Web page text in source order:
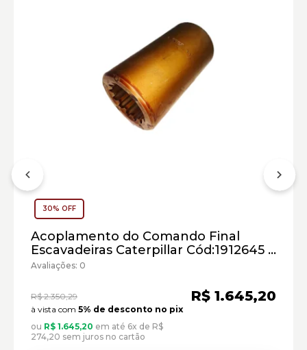
Marca:
Material:
Modelo:
Comprimento:
Largura:
30% OFF
Acoplamento do Comando Final
Escavadeiras Caterpillar Cód:1912645 -
Seminovo
Avaliações: 0
R$ 2.350,29 R$ 1.645,20
à vista com 5% de desconto no pix
ou R$ 1.645,20 em até 6x de R$
274,20 sem juros no cartão